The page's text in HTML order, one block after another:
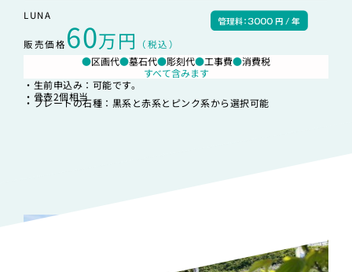
LUNA
販売価格 60万円 （税込）
●区画代●墓石代●彫刻代●工事費●消費税
すべて含みます
・生前申込み：可能です。
・骨壺2個相当
・プレートの石種：黒系と赤系とピンク系から選択可能